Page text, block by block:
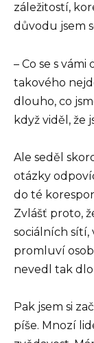
záležitostí,
důvodu jsem
– Co se s
takového
dlouho, co
když viděl, že
Ale seděl
otázky
do té
Zvlášť proto,
sociálních sítí,
promluví
nevedl tak
Pak jsem si
píše. Mnozí